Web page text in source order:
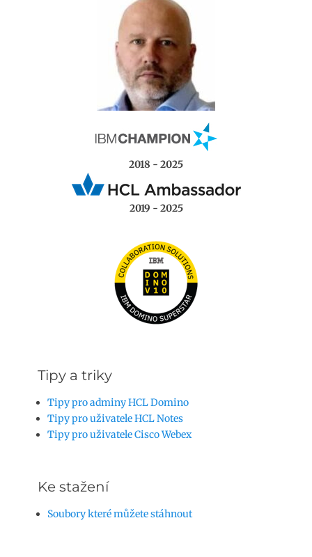
2018 - 2025
2019 - 2025
Tipy a triky
Tipy pro adminy HCL Domino
Tipy pro uživatele HCL Notes
Tipy pro uživatele Cisco Webex
Ke stažení
Soubory které můžete stáhnout